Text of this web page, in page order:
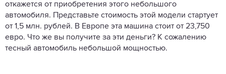
откажется от приобретения этого небольшого
автомобиля. Представьте стоимость этой модели стартует
от 1,5 млн. рублей. В Европе эта машина стоит от 23,750
евро. Что же вы получите за эти деньги? К сожалению
тесный автомобиль небольшой мощностью.